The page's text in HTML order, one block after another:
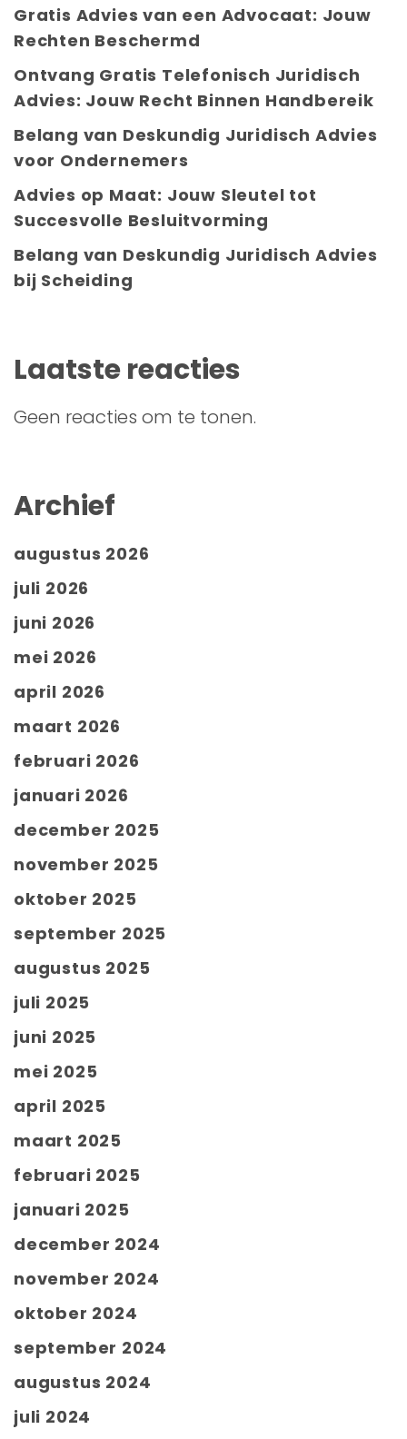
Gratis Advies van een Advocaat: Jouw
Rechten Beschermd
Ontvang Gratis Telefonisch Juridisch
Advies: Jouw Recht Binnen Handbereik
Belang van Deskundig Juridisch Advies
voor Ondernemers
Advies op Maat: Jouw Sleutel tot
Succesvolle Besluitvorming
Belang van Deskundig Juridisch Advies
bij Scheiding
Laatste reacties
Geen reacties om te tonen.
Archief
augustus 2026
juli 2026
juni 2026
mei 2026
april 2026
maart 2026
februari 2026
januari 2026
december 2025
november 2025
oktober 2025
september 2025
augustus 2025
juli 2025
juni 2025
mei 2025
april 2025
maart 2025
februari 2025
januari 2025
december 2024
november 2024
oktober 2024
september 2024
augustus 2024
juli 2024